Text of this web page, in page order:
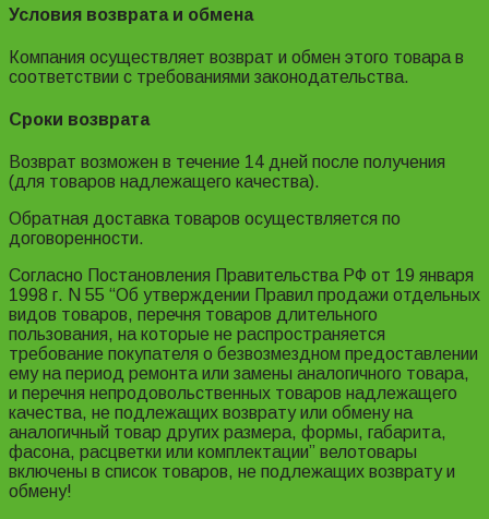
Условия возврата и обмена
Компания осуществляет возврат и обмен этого товара в
соответствии с требованиями законодательства.
Сроки возврата
Возврат возможен в течение 14 дней после получения
(для товаров надлежащего качества).
Обратная доставка товаров осуществляется по
договоренности.
Согласно Постановления Правительства РФ от 19 января
1998 г. N 55 “Об утверждении Правил продажи отдельных
видов товаров, перечня товаров длительного
пользования, на которые не распространяется
требование покупателя о безвозмездном предоставлении
ему на период ремонта или замены аналогичного товара,
и перечня непродовольственных товаров надлежащего
качества, не подлежащих возврату или обмену на
аналогичный товар других размера, формы, габарита,
фасона, расцветки или комплектации” велотовары
включены в список товаров, не подлежащих возврату и
обмену!